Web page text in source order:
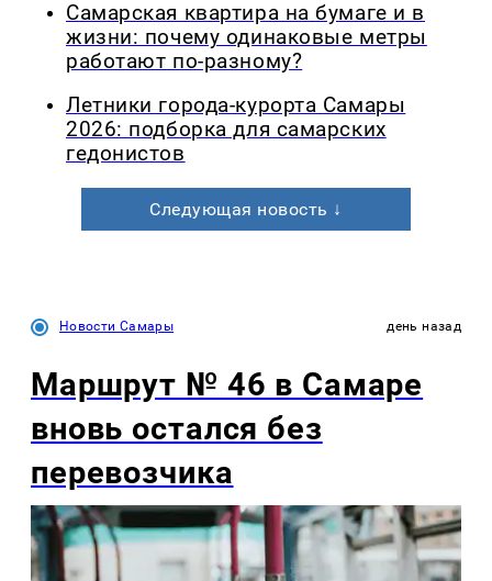
Самарская квартира на бумаге и в
жизни: почему одинаковые метры
работают по-разному?
Летники города-курорта Самары
2026: подборка для самарских
гедонистов
Следующая новость ↓
Новости Самары день назад
Маршрут № 46 в Самаре
вновь остался без
перевозчика